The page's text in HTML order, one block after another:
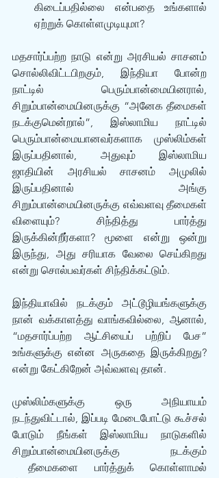
கிடைப்பதில்லை என்பதை உங்களால்
ஏற்றுக் கொள்ளமுடியுமா?
மதசார்ப்பற்ற நாடு என்று அரசியல் சாசனம்
சொல்லிவிட்டபிறகும், இந்தியா போன்ற
நாட்டில் பெரும்பான்மையினரால்,
சிறும்பான்மையினருக்கு “அனேக தீமைகள்
நடக்குமென்றால்”, இஸ்லாமிய நாட்டில்
பெரும்பான்மையானவர்களாக முஸ்லிம்கள்
இருப்பதினால், அதுவும் இஸ்லாமிய
ஜாதியின் அரசியல் சாசனம் அமுலில்
இருப்பதினால் அங்கு
சிறும்பான்மையினருக்கு எவ்வளவு தீமைகள்
விளையும்? சிந்தித்து பார்த்து
இருக்கின்றீர்களா? மூளை என்று ஒன்று
இருந்து, அது சரியாக வேலை செய்கிறது
என்று சொல்பவர்கள் சிந்திக்கட்டும்.
இந்தியாவில் நடக்கும் அட்டூழியங்களுக்கு
நான் வக்காளத்து வாங்கவில்லை, ஆனால்,
“மதசார்ப்பற்ற ஆட்சியைப் பற்றிப் பேச”
உங்களுக்கு என்ன அருகதை இருக்கிறது?
என்று கேட்கிறேன் அவ்வளவு தான்.
முஸ்லிம்களுக்கு ஒரு அநியாயம்
நடந்துவிட்டால், இப்படி மேடைபோட்டு கூச்சல்
போடும் நீங்கள் இஸ்லாமிய நாடுகளில்
சிறும்பான்மையினருக்கு நடக்கும்
தீமைகளை பார்த்துக் கொள்ளாமல்